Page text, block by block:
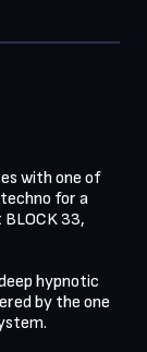
with one of
for a
33,
hypnotic
by the one